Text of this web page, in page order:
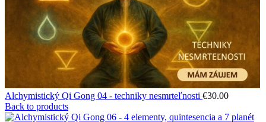
Alchymistický Qi Gong 04 - techniky nesmrteľnosti €30.00
Back to products